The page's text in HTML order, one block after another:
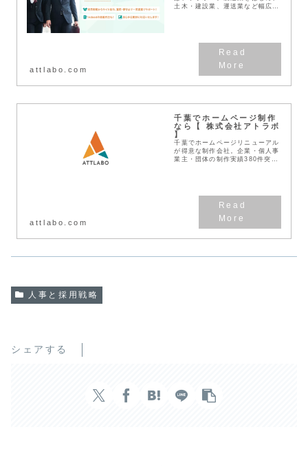
土木・建設業、運送業など幅広い
attlabo.com
千葉でホームページ制作
なら【 株式会社アトラボ
】
千葉でホームページリニューアル
が得意な制作会社。企業・個人事
業主・団体の制作実績380件突
attlabo.com
人事と採用戦略
シェアする